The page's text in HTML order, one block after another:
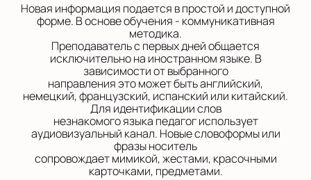
Новая информация подается в простой и доступной
форме. В основе обучения - коммуникативная
методика.
Преподаватель с первых дней общается
исключительно на иностранном языке. В
зависимости от выбранного
направления это может быть английский,
немецкий, французский, испанский или китайский.
Для идентификации слов
незнакомого языка педагог использует
аудиовизуальный канал. Новые словоформы или
фразы носитель
сопровождает мимикой, жестами, красочными
карточками, предметами.